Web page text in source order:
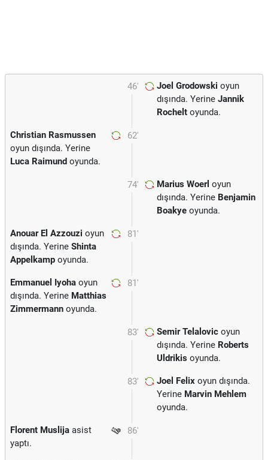
46' Joel Grodowski oyun
dışında. Yerine Jannik
Rochelt oyunda.
62'
Christian Rasmussen
oyun dışında. Yerine
Luca Raimund oyunda.
74' Marius Woerl oyun
dışında. Yerine Benjamin
Boakye oyunda.
81'
Anouar El Azzouzi oyun
dışında. Yerine Shinta
Appelkamp oyunda.
81'
Emmanuel Iyoha oyun
dışında. Yerine Matthias
Zimmermann oyunda.
83' Semir Telalovic oyun
dışında. Yerine Roberts
Uldrikis oyunda.
83' Joel Felix oyun dışında.
Yerine Marvin Mehlem
oyunda.
86'
Florent Muslija asist
yaptı.